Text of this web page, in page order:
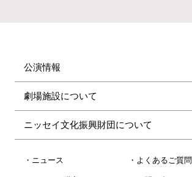
公演情報
劇場施設について
ニッセイ文化振興財団について
ニュース よくあるご質問